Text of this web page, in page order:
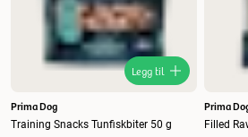
Legg til
Prima Dog
Training Snacks Tunfiskbiter 50 g
Prima
Filled